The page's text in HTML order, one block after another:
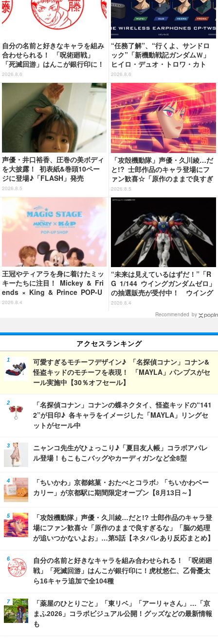
自分の名前と好きなキャラを組み
合わせられる！ 「呪術廻戦」
「死滅回游」はんこが銀行印に！
虎杖悠仁、乙骨憂太ら16キャラ追
加で全104種
2026.8.6
“任務了解”、“行くよ、サンドロ
ック”「新機動戦記ガンダムＷ」
ヒイロ・デュオ・トロワ・カト
ル・五飛の声がする…！ 新規録
り下ろしボイス搭載のワイヤレス
イヤホンが登場
2026.8.6
声優・井口裕香、圧巻の美ボディ
を大披露！ 初表紙&巻頭10ペー
ジに登場♪「FLASH」発売
2026.8.5
「攻殻機動隊」声優・久川綾…だ
と!? 士郎作品のキャラ登場にフ
ァン歓喜☆「原作のままで良すぎ
るな」「脳の処理が追いつかない
よお」…第5話【ネタバレあり反
2026.8.5
王冠やティアラを身に着けたミッ
キーたちに注目！ Mickey & Fri
ends × King & Prince POP-U
P SHOP「MAGIC STAGE」に新
2026.8.4
“未来は見えているはずだ！”「R
G 1/144 ウイングガンダムゼロ」
の抽選販売が受付中！ ウイング
バインダーにRGならではのギミ
2026.8.4
Recommended by
アクセスランキング
可愛すぎるモチーフデザイン♪ 「名探偵コナン」コナン&
怪盗キッドのモチーフを表現！ 「MAYLA」パンプスがセ
ール実施中【30％オフセール】
「名探偵コナン」コナンの蝶ネクタイ、怪盗キッドの“141
2”が目印♪ 各キャラをイメージした「MAYLA」リングセ
ットがセール中
ニャンコ先生がひょっこり♪「夏目友人帳」コラボアパレ
ル登場！もこもこバッグやカーディガンなど全8型
「ちいかわ」京都銘菓・おたべとコラボ♪ 「ちいかわベー
カリー」が京都駅に期間限定オープン【8月13日～】
「攻殻機動隊」声優・久川綾…だと!? 士郎作品のキャラ登
場にファン歓喜☆「原作のままで良すぎるな」「脳の処理
が追いつかないよお」…第5話【ネタバレあり反応まとめ】
自分の名前と好きなキャラを組み合わせられる！ 「呪術廻
戦」「死滅回游」はんこが銀行印に！虎杖悠仁、乙骨憂太
ら16キャラ追加で全104種
「薬屋のひとりごと」「東リベ」「アーリャさん」…「京
まふ2026」コラボビジュアル公開！グッズなどの最新情報
も